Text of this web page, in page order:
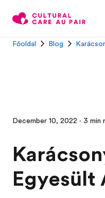
Főoldal Blog
December 10, 2022 · 3 min
Egyesült